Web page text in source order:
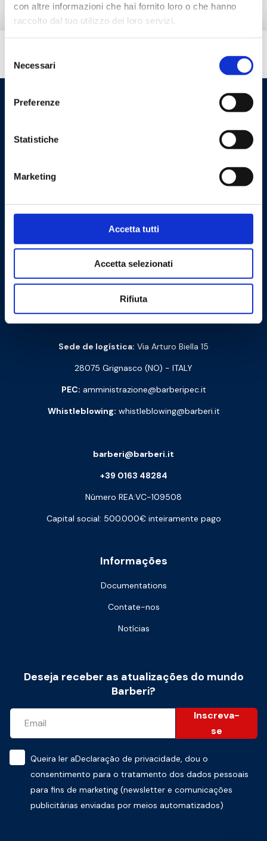
con altre informazioni che hai fornito loro o che hanno
raccolto dal tuo utilizzo dei loro servizi.
del
consenso
Necessari
Preferenze
Statistiche
Marketing
Accetta tutti
Accetta selezionati
Rifiuta
Cookie Policy Privacy Policy
Contacte-nos
Cod. NIPC: 00252070024
Via Monte Fenera, 7 - 13018 Valduggia (VC) - ITALY
Sede de logística: Via Arturo Biella 15
28075 Grignasco (NO) - ITALY
PEC: amministrazione@barberipec.it
Whistleblowing: whistleblowing@barberi.it
Informações
Documentations
Contate-nos
Notícias
barberi@barberi.it
+39 0163 48284
Número REA:VC-109508
Capital social: 500.000€ inteiramente pago
Deseja receber as atualizações do mundo
Barberi?
Inscreva-
se
Queira ler aDeclaração de privacidade, dou o
consentimento para o tratamento dos dados pessoais
para fins de marketing (newsletter e comunicações
publicitárias enviadas por meios automatizados)